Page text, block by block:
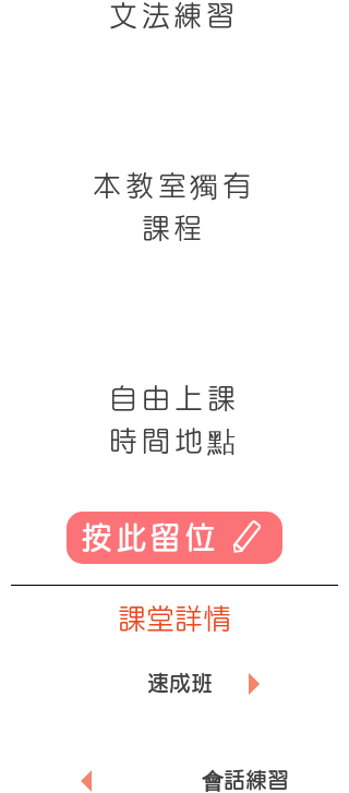
文法練習
本教室獨有
課程
自由
上課
時間地點
按此留位
課堂詳情
速成班
會話練習